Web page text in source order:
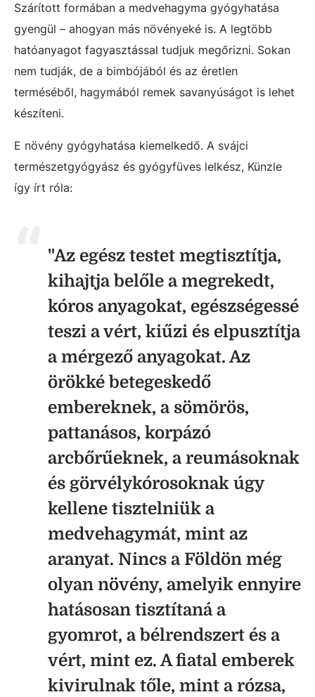
Szárított formában a medvehagyma gyógyhatása
gyengül – ahogyan más növényeké is. A legtöbb
hatóanyagot fagyasztással tudjuk megőrizni. Sokan
nem tudják, de a bimbójából és az éretlen
terméséből, hagymából remek savanyúságot is lehet
készíteni.
E növény gyógyhatása kiemelkedő. A svájci
természetgyógyász és gyógyfüves lelkész, Künzle
így írt róla:
"Az egész testet megtisztítja,
kihajtja belőle a megrekedt,
kóros anyagokat, egészségessé
teszi a vért, kiűzi és elpusztítja
a mérgező anyagokat. Az
örökké betegeskedő
embereknek, a sömörös,
pattanásos, korpázó
arcbőrűeknek, a reumásoknak
és görvélykórosoknak úgy
kellene tisztelniük a
medvehagymát, mint az
aranyat. Nincs a Földön még
olyan növény, amelyik ennyire
hatásosan tisztítaná a
gyomrot, a bélrendszert és a
vért, mint ez. A fiatal emberek
kivirulnak tőle, mint a rózsa,